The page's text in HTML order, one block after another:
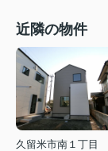
近隣の物件
久留米市南１丁目